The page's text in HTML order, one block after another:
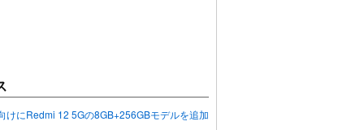
けにRedmi 12 5Gの8GB+256GBモデルを追加